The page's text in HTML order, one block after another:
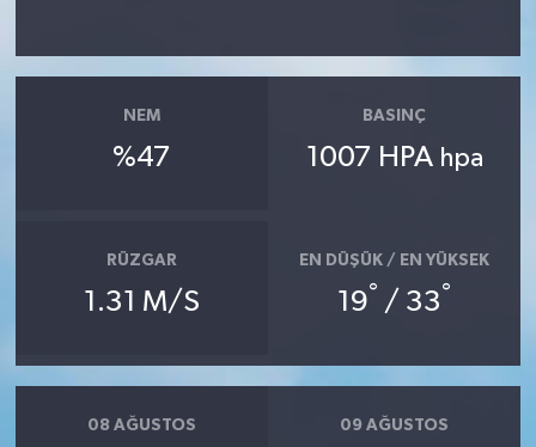
NEM
%47
BASINÇ
1007 HPA hpa
RÜZGAR
1.31 M/S
EN DÜŞÜK / EN YÜKSEK
19° / 33°
08 AĞUSTOS 09 AĞUSTOS